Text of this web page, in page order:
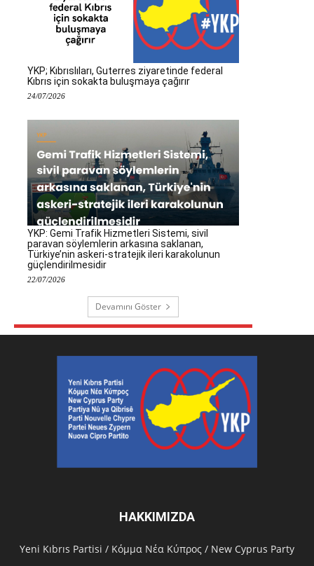
YKP; Kıbrıslıları, Guterres ziyaretinde federal
Kıbrıs için sokakta buluşmaya çağırır
24/07/2026
YKP: Gemi Trafik Hizmetleri Sistemi, sivil
paravan söylemlerin arkasına saklanan,
Türkiye’nin askeri-stratejik ileri karakolunun
güçlendirilmesidir
22/07/2026
Devamını Göster
HAKKIMIZDA
Υeni Kıbrıs Partisi / Κόμμα Νέα Κύπρος / New Cyprus Party